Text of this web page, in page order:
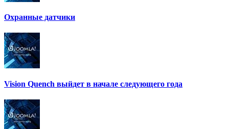
Охранные датчики
Vision Quench выйдет в начале следующего года